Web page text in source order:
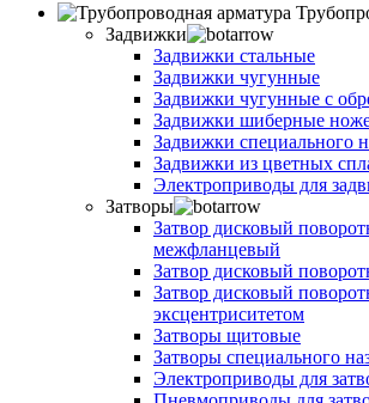
Задвижки
Задвижки стальные
Задвижки чугунные
Задвижки чугунные с
Задвижки шиберные
Задвижки специального
Задвижки из цветных
Электроприводы для
Затворы
Затвор дисковый
межфланцевый
Затвор дисковый
Затвор дисковый
эксцентриситетом
Затворы щитовые
Затворы специального
Электроприводы для